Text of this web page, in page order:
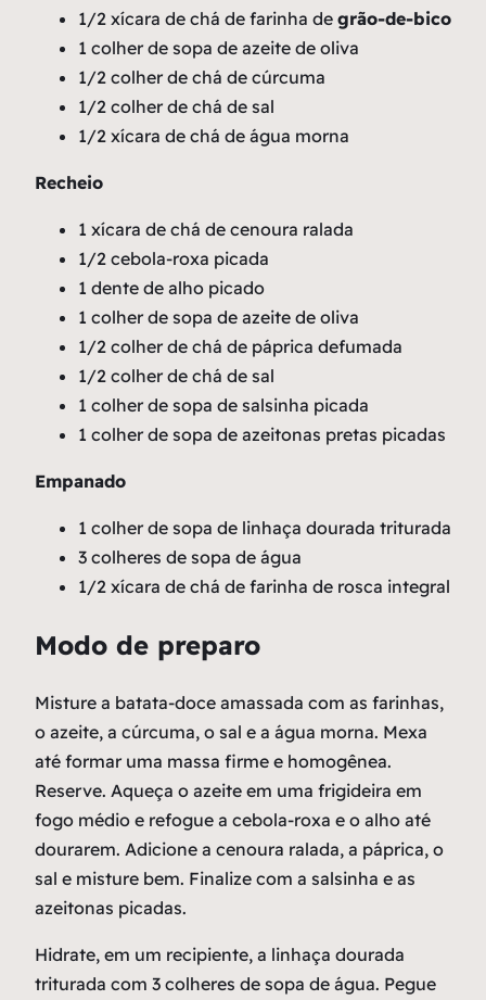
1/2 xícara de chá de farinha de grão-de-bico
1 colher de sopa de azeite de oliva
1/2 colher de chá de cúrcuma
1/2 colher de chá de sal
1/2 xícara de chá de água morna
Recheio
1 xícara de chá de cenoura ralada
1/2 cebola-roxa picada
1 dente de alho picado
1 colher de sopa de azeite de oliva
1/2 colher de chá de páprica defumada
1/2 colher de chá de sal
1 colher de sopa de salsinha picada
1 colher de sopa de azeitonas pretas picadas
Empanado
1 colher de sopa de linhaça dourada triturada
3 colheres de sopa de água
1/2 xícara de chá de farinha de rosca integral
Modo de preparo
Misture a batata-doce amassada com as farinhas,
o azeite, a cúrcuma, o sal e a água morna. Mexa
até formar uma massa firme e homogênea.
Reserve. Aqueça o azeite em uma frigideira em
fogo médio e refogue a cebola-roxa e o alho até
dourarem. Adicione a cenoura ralada, a páprica, o
sal e misture bem. Finalize com a salsinha e as
azeitonas picadas.
Hidrate, em um recipiente, a linhaça dourada
triturada com 3 colheres de sopa de água. Pegue